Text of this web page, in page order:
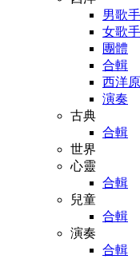
男歌手
女歌手
團體
合輯
西洋
演奏
古典
合輯
世界
心靈
合輯
兒童
合輯
演奏
合輯